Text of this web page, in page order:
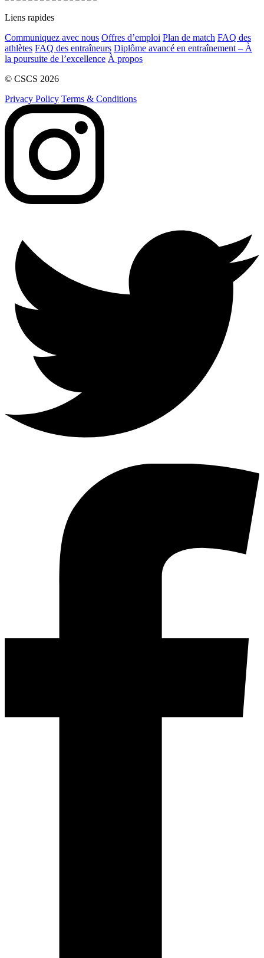
Liens rapides
Communiquez avec nous Offres d’emploi Plan de match FAQ des
athlètes FAQ des entraîneurs Diplôme avancé en entraînement – À
la poursuite de l’excellence À propos
© CSCS 2026
Privacy Policy Terms & Conditions